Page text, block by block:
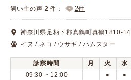
動物病院検索
口コミ検索
Calooペットとは？
飼い主の声 2 件： 2件
神奈川県足柄下郡真鶴町真鶴1810-14
イヌ / ネコ / ウサギ / ハムスター
診察時間 月 火 水
09:30 ~ 12:00
● ●